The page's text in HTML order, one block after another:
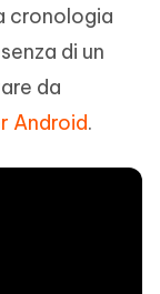
cronologia
di un
da
Android.